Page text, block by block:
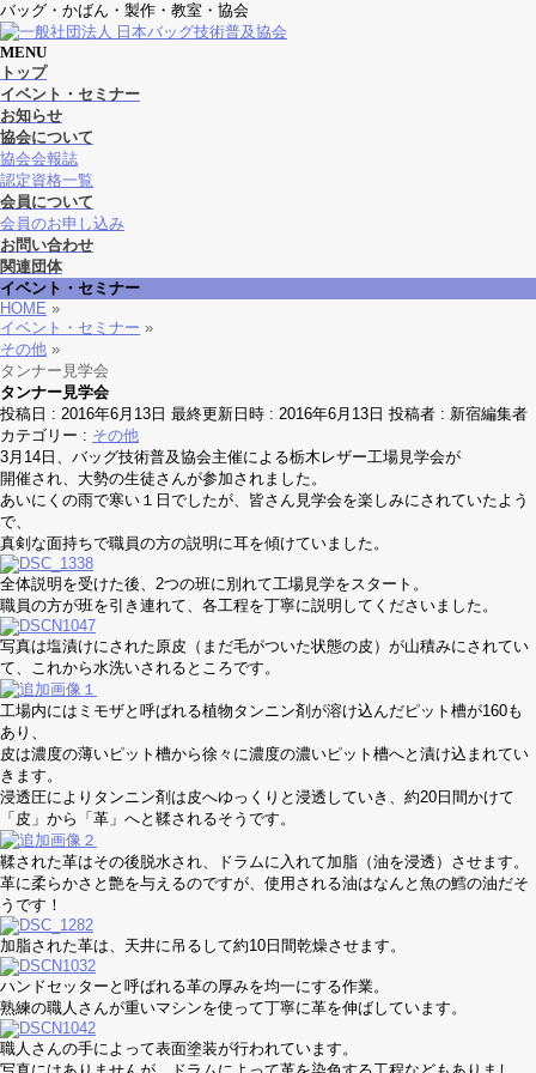
バッグ・かばん・製作・教室・協会
MENU
メ
ニ
ュ
ー
を
飛
ば
す
トップ
イベント・セミナー
お知らせ
協会について
協会会報誌
認定資格一覧
会員について
会員のお申し込み
お問い合わせ
関連団体
イベント・セミナー
HOME »
イベント・セミナー »
その他 »
タンナー見学会
タンナー見学会
投稿日 : 2016年6月13日 最終更新日時 : 2016年6月13日 投稿者 : 新宿編集者
カテゴリー : その他
3月14日、バッグ技術普及協会主催による栃木レザー工場見学会が
開催され、大勢の生徒さんが参加されました。
あいにくの雨で寒い１日でしたが、皆さん見学会を楽しみにされていたよう
で、
真剣な面持ちで職員の方の説明に耳を傾けていました。
全体説明を受けた後、2つの班に別れて工場見学をスタート。
職員の方が班を引き連れて、各工程を丁寧に説明してくださいました。
写真は塩漬けにされた原皮（まだ毛がついた状態の皮）が山積みにされてい
て、これから水洗いされるところです。
工場内にはミモザと呼ばれる植物タンニン剤が溶け込んだピット槽が160も
あり、
皮は濃度の薄いピット槽から徐々に濃度の濃いピット槽へと漬け込まれてい
きます。
浸透圧によりタンニン剤は皮へゆっくりと浸透していき、約20日間かけて
「皮」から「革」へと鞣されるそうです。
鞣された革はその後脱水され、ドラムに入れて加脂（油を浸透）させます。
革に柔らかさと艶を与えるのですが、使用される油はなんと魚の鱈の油だそ
うです！
加脂された革は、天井に吊るして約10日間乾燥させます。
ハンドセッターと呼ばれる革の厚みを均一にする作業。
熟練の職人さんが重いマシンを使って丁寧に革を伸ばしています。
職人さんの手によって表面塗装が行われています。